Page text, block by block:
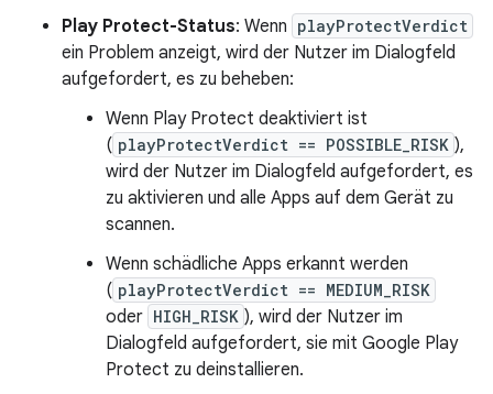
Play Protect-Status: Wenn playProtectVerdict
ein Problem anzeigt, wird der Nutzer im Dialogfeld
aufgefordert, es zu beheben:
Wenn Play Protect deaktiviert ist
( playProtectVerdict == POSSIBLE_RISK ),
wird der Nutzer im Dialogfeld aufgefordert, es
zu aktivieren und alle Apps auf dem Gerät zu
scannen.
Wenn schädliche Apps erkannt werden
( playProtectVerdict == MEDIUM_RISK
oder HIGH_RISK ), wird der Nutzer im
Dialogfeld aufgefordert, sie mit Google Play
Protect zu deinstallieren.